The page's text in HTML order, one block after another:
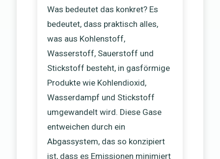
Was bedeutet das konkret? Es
bedeutet, dass praktisch alles,
was aus Kohlenstoff,
Wasserstoff, Sauerstoff und
Stickstoff besteht, in gasförmige
Produkte wie Kohlendioxid,
Wasserdampf und Stickstoff
umgewandelt wird. Diese Gase
entweichen durch ein
Abgassystem, das so konzipiert
ist, dass es Emissionen minimiert